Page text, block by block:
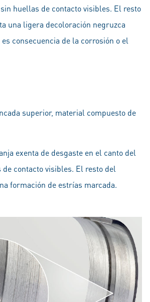
huellas de contacto visibles. El resto
una ligera decoloración negruzca
consecuencia de la corrosión o el
superior, material compuesto de
exenta de desgaste en el canto del
contacto visibles. El resto del
formación de estrías marcada.